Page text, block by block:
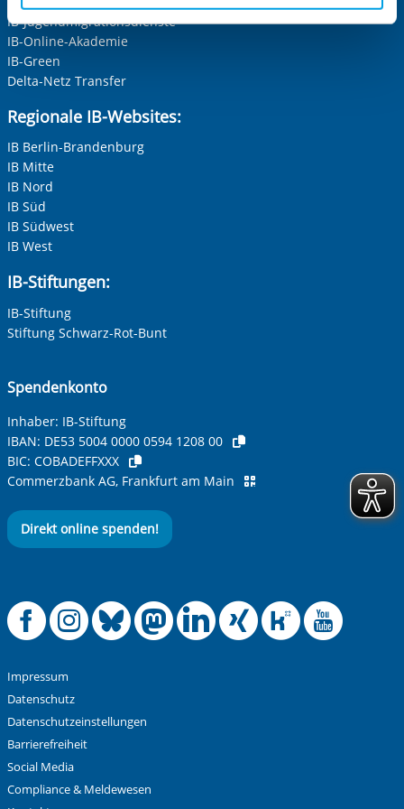
aufgerufenen und somit gewünschten Website-
Funktionen sind. Diese Cookies setzen wir aufgrund
berechtigter Interessen und daher unabhängig von einer
Einwilligung.
Neutrale Anrede
Unternehmen
Nachname, Vorname*
Adresse (PLZ, Ort, Strasse)
Ihre E-Mail-Adresse
Ihre Telefonnummer
Betreff ihrer Anfrage
Ihre Nachricht*
Anti-Roboter-Verifizierung
Alle Informationen zum Schutz der Daten sind sind in
IB-Jugendmigrationsdienste
IB-Online-Akademie
IB-Green
Delta-Netz Transfer
Regionale IB-Websites:
IB Berlin-Brandenburg
IB Mitte
IB Nord
IB Süd
IB Südwest
IB West
IB-Stiftungen:
IB-Stiftung
Stiftung Schwarz-Rot-Bunt
Spendenkonto
Inhaber: IB-Stiftung
IBAN: DE53 5004 0000 0594 1208 00
BIC: COBADEFFXXX
Commerzbank AG, Frankfurt am Main
Direkt online spenden!
Offizielle
Offizielle
Offizielle
Offizielle
Offizielle
Impressum
Datenschutz
Datenschutzeinstellungen
Barrierefreiheit
Social Media
Compliance & Meldewesen